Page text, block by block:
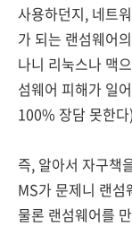
사용하던지, 네트
가 되는 랜섬웨어
나니 리눅스나 맥
섬웨어 피해가 일
100% 장담 못한
즉, 알아서 자구책
MS가 문제니 랜
물론 랜섬웨어를